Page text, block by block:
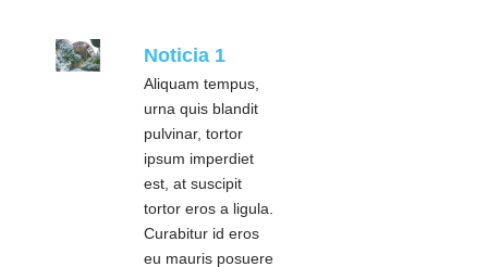
Noticia 1
Aliquam tempus,
urna quis blandit
pulvinar, tortor
ipsum imperdiet
est, at suscipit
tortor eros a ligula.
Curabitur id eros
eu mauris posuere